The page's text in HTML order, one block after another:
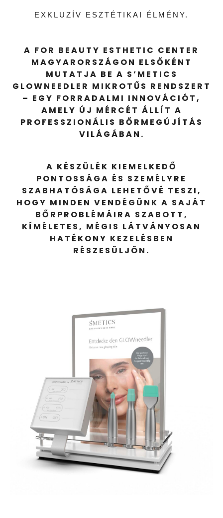
EXKLUZÍV ESZTÉTIKAI ÉLMÉNY.
A FOR BEAUTY ESTHETIC CENTER
MAGYARORSZÁGON ELSŐKÉNT
MUTATJA BE A S’METICS
GLOWNEEDLER MIKROTŰS RENDSZERT
– EGY FORRADALMI INNOVÁCIÓT,
AMELY ÚJ MÉRCÉT ÁLLÍT A
PROFESSZIONÁLIS BŐRMEGÚJÍTÁS
VILÁGÁBAN.
A KÉSZÜLÉK KIEMELKEDŐ
PONTOSSÁGA ÉS SZEMÉLYRE
SZABHATÓSÁGA LEHETŐVÉ TESZI,
HOGY MINDEN VENDÉGÜNK A SAJÁT
BŐRPROBLÉMÁIRA SZABOTT,
KÍMÉLETES, MÉGIS LÁTVÁNYOSAN
HATÉKONY KEZELÉSBEN
RÉSZESÜLJÖN.